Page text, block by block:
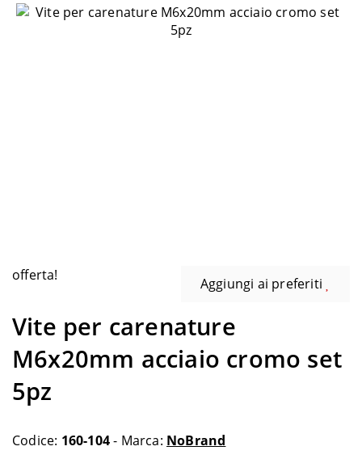
offerta! Aggiungi ai preferiti
Vite per carenature
M6x20mm acciaio cromo set
5pz
Codice: 160-104- Marca: NoBrand